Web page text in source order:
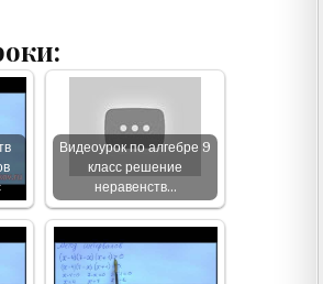
Видеоурок по алгебре 9
класс решение
неравенств…